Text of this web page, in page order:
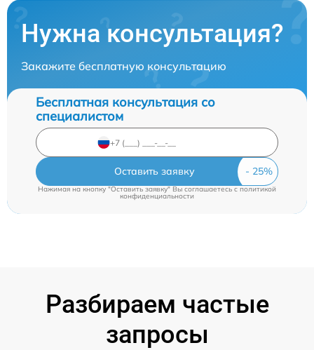
Нужна консультация?
Закажите бесплатную консультацию
Бесплатная консультация со
специалистом
Оставить заявку
Нажимая на кнопку "Оставить заявку" Вы соглашаетесь cполитикой
конфиденциальности
Разбираем частые
запросы